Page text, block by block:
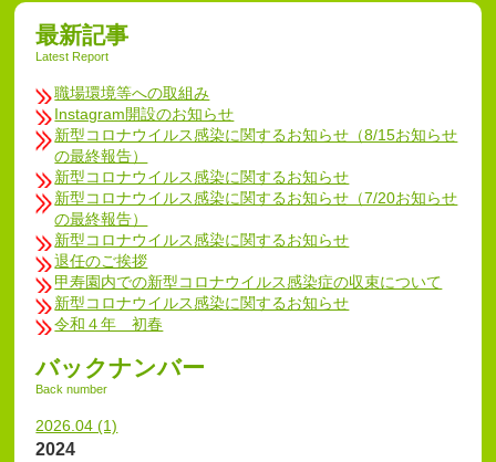
最新記事
Latest Report
職場環境等への取組み
Instagram開設のお知らせ
新型コロナウイルス感染に関するお知らせ（8/15お知らせ
の最終報告）
新型コロナウイルス感染に関するお知らせ
新型コロナウイルス感染に関するお知らせ（7/20お知らせ
の最終報告）
新型コロナウイルス感染に関するお知らせ
退任のご挨拶
甲寿園内での新型コロナウイルス感染症の収束について
新型コロナウイルス感染に関するお知らせ
令和４年 初春
バックナンバー
Back number
2026.04 (1)
2024